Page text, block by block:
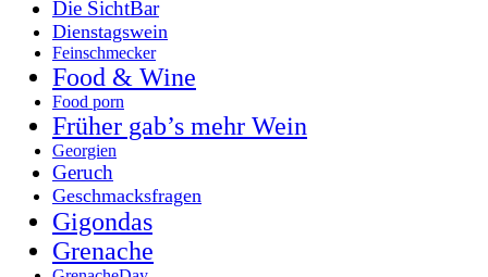
Die SichtBar
Dienstagswein
Feinschmecker
Food & Wine
Food porn
Früher gab’s mehr Wein
Georgien
Geruch
Geschmacksfragen
Gigondas
Grenache